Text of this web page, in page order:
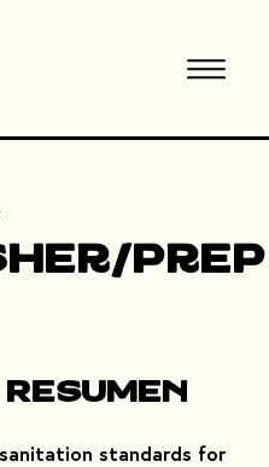
Prep
standards for